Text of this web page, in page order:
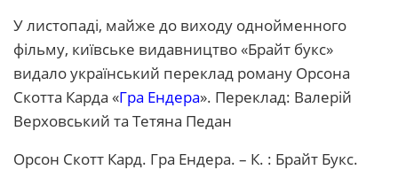
У листопаді, майже до виходу однойменного
фільму, київське видавництво «Брайт букс»
видало український переклад роману Орсона
Скотта Карда «Гра Ендера». Переклад: Валерій
Верховський та Тетяна Педан
Орсон Скотт Кард. Гра Ендера. – К. : Брайт Букс.